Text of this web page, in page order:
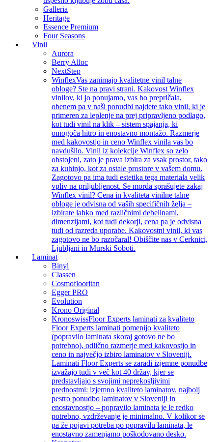
Galleria
Heritage
Essence Premium
Four Seasons
Vinil
Aurora
Berry Alloc
NextStep
WinflexVas zanimajo kvalitetne vinil talne
obloge? Ste na pravi strani. Kakovost Winflex
vinilov, ki jo ponujamo, vas bo prepričala,
obenem pa v naši ponudbi najdete tako vinil, ki je
primeren za leplenje na prej pripravljeno podlago,
kot tudi vinil na klik – sistem spajanja, ki
omogoča hitro in enostavno montažo. Razmerje
med kakovostjo in ceno Winflex vinila vas bo
navdušilo. Vinil iz kolekcije Winflex so zelo
obstojeni, zato je prava izbira za vsak prostor, tako
za kuhinjo, kot za ostale prostore v vašem domu.
Zagotovo pa ima tudi estetika tega materiala velik
vpliv na priljubljenost. Se morda sprašujete zakaj
Winflex vinil? Cena in kvaliteta vinilne talne
obloge je odvisna od vaših specifičnih želja –
izbirate lahko med različnimi debelinami,
dimenzijami, kot tudi dekorji, cena pa je odvisna
tudi od razreda uporabe. Kakovostni vinil, ki vas
zagotovo ne bo razočaral! Obiščite nas v Cerknici,
Ljubljani in Murski Soboti.
Laminat
Binyl
Classen
Cosmoflooritan
Egger PRO
Evolution
Krono Original
KronoswissFloor Experts laminati za kvaliteto
Floor Experts laminati pomenijo kvaliteto
(popravilo laminata skoraj gotovo ne bo
potrebno), odlično razmerje med kakovostjo in
ceno in največjo izbiro laminatov v Sloveniji.
Laminati Floor Experts se zaradi izjemne ponudbe
izvažajo tudi v več kot 40 držav, kjer se
predstavljajo s svojimi neprekosljivimi
prednostmi: izjemno kvaliteto laminatov, najbolj
pestro ponudbo laminatov v Sloveniji in
enostavnostjo – popravilo laminata je le redko
potrebno, vzdrževanje je minimalno. V kolikor se
pa že pojavi potreba po popravilu laminata, le
enostavno zamenjamo poškodovano desko.